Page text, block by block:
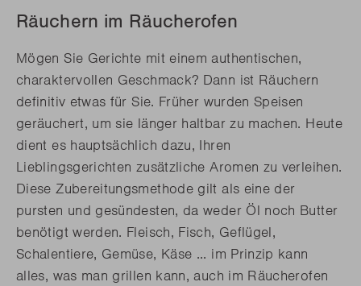
Räuchern im Räucherofen
Mögen Sie Gerichte mit einem authentischen,
charaktervollen Geschmack? Dann ist Räuchern
definitiv etwas für Sie. Früher wurden Speisen
geräuchert, um sie länger haltbar zu machen. Heute
dient es hauptsächlich dazu, Ihren
Lieblingsgerichten zusätzliche Aromen zu verleihen.
Diese Zubereitungsmethode gilt als eine der
pursten und gesündesten, da weder Öl noch Butter
benötigt werden. Fleisch, Fisch, Geflügel,
Schalentiere, Gemüse, Käse ... im Prinzip kann
alles, was man grillen kann, auch im Räucherofen